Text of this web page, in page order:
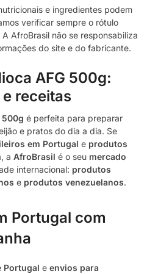
e ingredientes podem
verificar sempre o rótulo
AfroBrasil não se responsabiliza
do site e do fabricante.
AFG 500g:
receitas
500g é perfeita para preparar
e pratos do dia a dia. Se
em Portugal e produtos
a AfroBrasil é o seu mercado
internacional: produtos
e produtos venezuelanos.
Portugal com
Portugal e envios para